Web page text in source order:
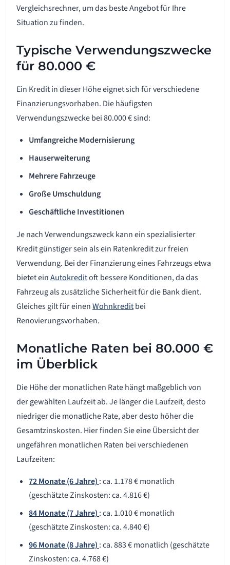
Vergleichsrechner, um das beste Angebot für Ihre
Situation zu finden.
Typische Verwendungszwecke
für 80.000 €
Ein Kredit in dieser Höhe eignet sich für verschiedene
Finanzierungsvorhaben. Die häufigsten
Verwendungszwecke bei 80.000 € sind:
Umfangreiche Modernisierung
Hauserweiterung
Mehrere Fahrzeuge
Große Umschuldung
Geschäftliche Investitionen
Je nach Verwendungszweck kann ein spezialisierter
Kredit günstiger sein als ein Ratenkredit zur freien
Verwendung. Bei der Finanzierung eines Fahrzeugs etwa
bietet einAutokreditoft bessere Konditionen, da das
Fahrzeug als zusätzliche Sicherheit für die Bank dient.
Gleiches gilt für einenWohnkreditbei
Renovierungsvorhaben.
Monatliche Raten bei 80.000 €
im Überblick
Die Höhe der monatlichen Rate hängt maßgeblich von
der gewählten Laufzeit ab. Je länger die Laufzeit, desto
niedriger die monatliche Rate, aber desto höher die
Gesamtzinskosten. Hier finden Sie eine Übersicht der
ungefähren monatlichen Raten bei verschiedenen
Laufzeiten:
72 Monate (6 Jahre) : ca. 1.178 € monatlich
(geschätzte Zinskosten: ca. 4.816 €)
84 Monate (7 Jahre) : ca. 1.010 € monatlich
(geschätzte Zinskosten: ca. 4.840 €)
96 Monate (8 Jahre) : ca. 883 € monatlich (geschätzte
Zinskosten: ca. 4.768 €)